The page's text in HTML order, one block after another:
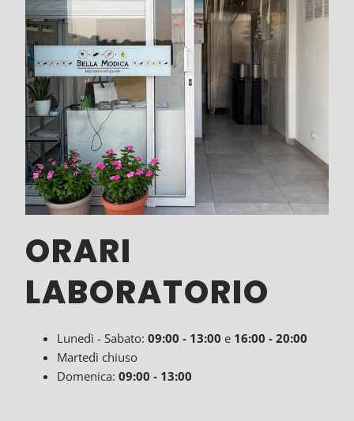
ORARI
LABORATORIO
Lunedì - Sabato: 09:00 - 13:00 e 16:00 - 20:00
Martedì chiuso
Domenica: 09:00 - 13:00